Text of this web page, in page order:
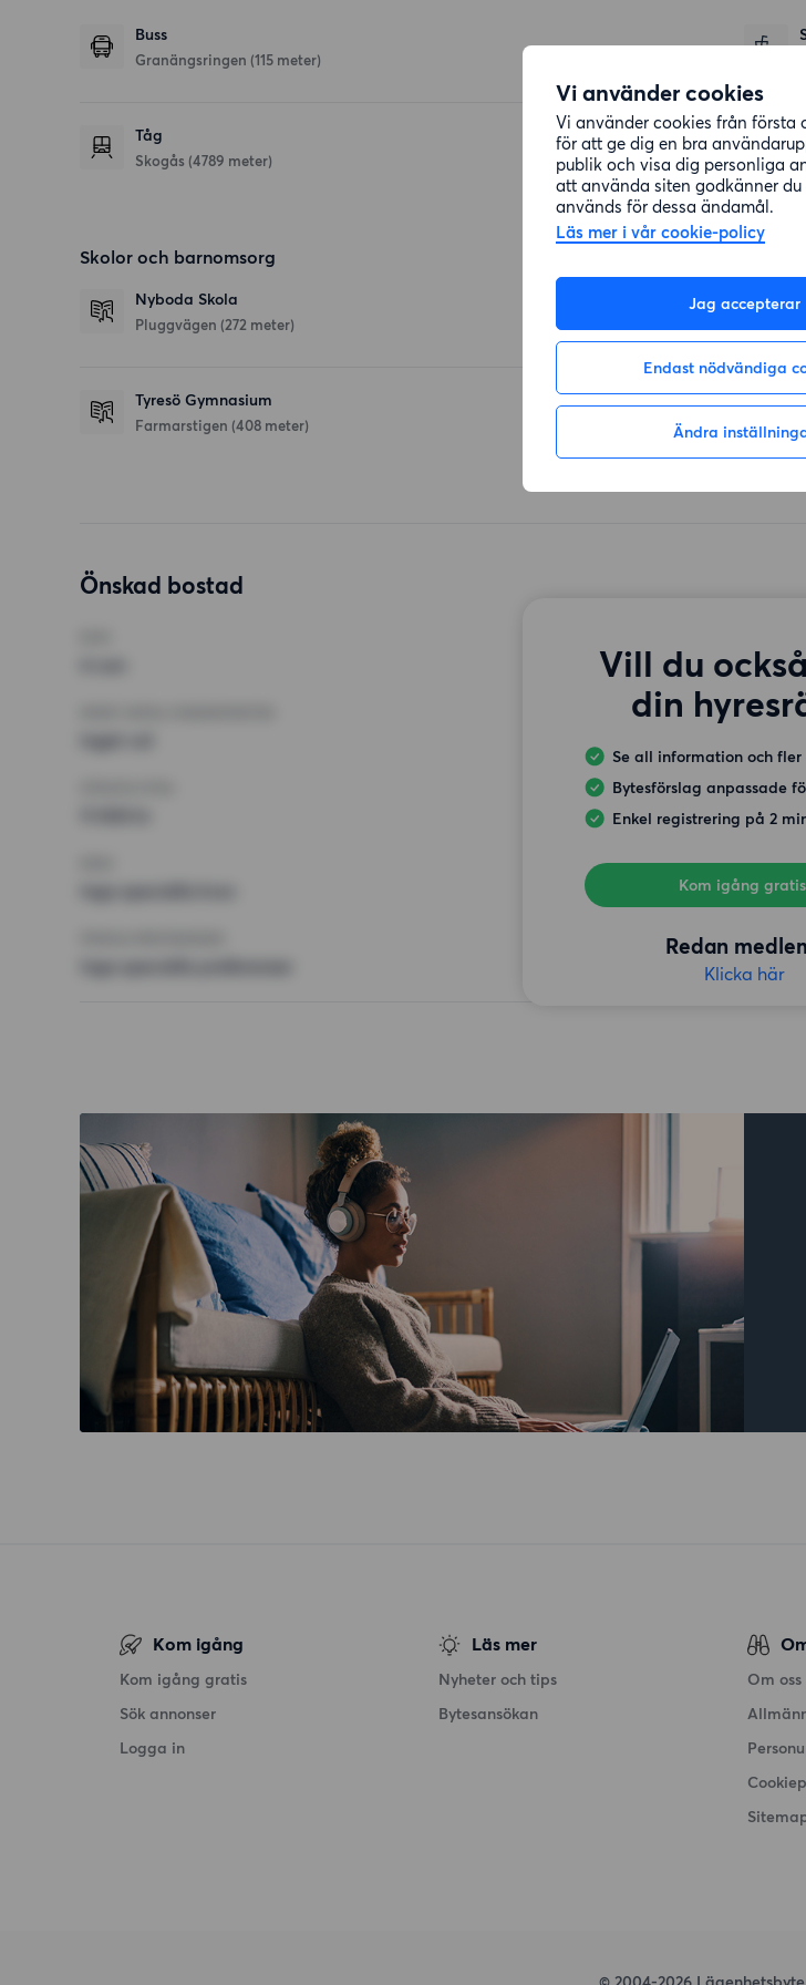
Vi använder cookies
Vi använder cookies från första
för att ge dig en bra
publik och visa dig personliga
att använda siten godkänner du
används för dessa ändamål.
Läs mer i vår cookie-policy
Jag accepterar
Endast nödvändiga
Ändra
Buss
Granängsringen (115 meter)
Tåg
Skogås (4789 meter)
Skolor och barnomsorg
Nyboda Skola
Pluggvägen (272 meter)
Tyresö Gymnasium
Farmarstigen (408 meter)
Önskad bostad
Vill du
din
Se all information och fler
Bytesförslag anpassade
Enkel registrering på 2
Kom igång
Redan
Klicka här
Kom igång
Kom igång gratis
Sök annonser
Logga in
Läs mer
Nyheter och tips
Bytesansökan
Om oss